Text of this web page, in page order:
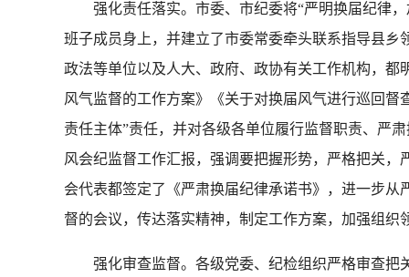
强化责任落实。市委、市纪委将“严明换届纪律，
班子成员身上，并建立了市委常委牵头联系指导县
政法等单位以及人大、政府、政协有关工作机构，
风气监督的工作方案》《关于对换届风气进行巡回
责任主体”责任，并对各级各单位履行监督职责、严
风会纪监督工作汇报，强调要把握形势，严格把关
会代表都签定了《严肃换届纪律承诺书》，进一步
督的会议，传达落实精神，制定工作方案，加强组
强化审查监督。各级党委、纪检组织严格审查把